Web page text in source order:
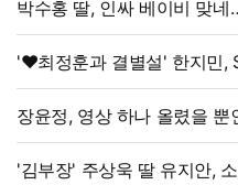
박수홍 딸, 인싸 베이비 맞
N회차"
'♥최정훈과 결별설' 한지민,
장윤정, 영상 하나 올렸을
예뻐졌네요" 술렁
'김부장' 주상욱 딸 유지안,